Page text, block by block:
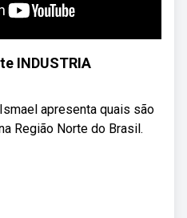
INDUSTRIA
apresenta quais são
Região Norte do Brasil.